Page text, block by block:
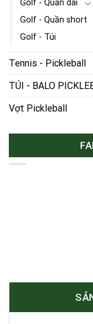
Golf - Quần dài
Golf - Quần short
Golf - Túi
Tennis - Pickleball
TÚI - BALO
Vợt Pickleball